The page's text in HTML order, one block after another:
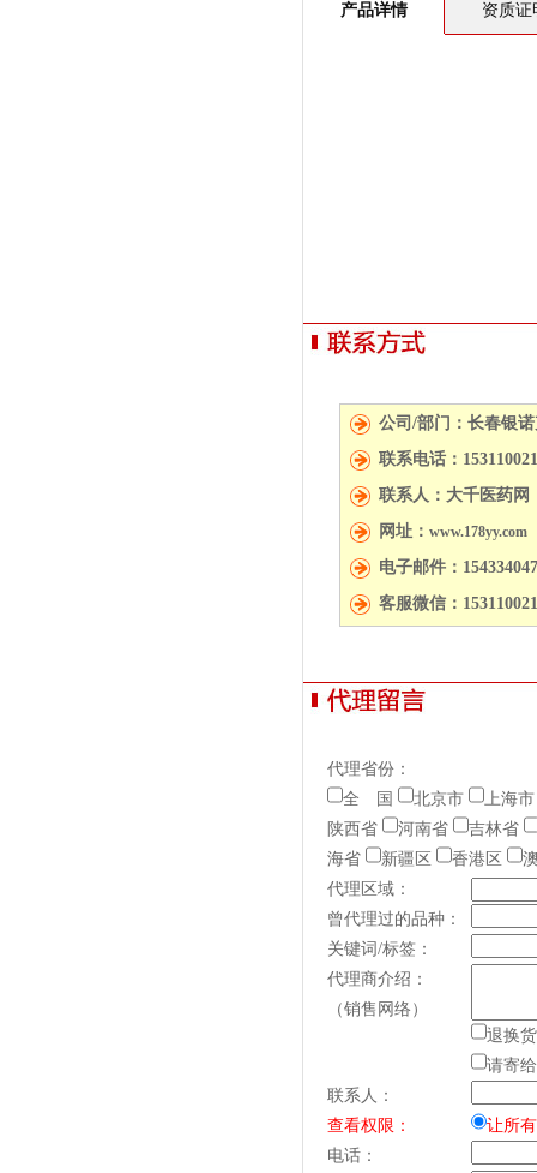
产品详情 资质证
公司/部门：长春银
联系电话：
联系人：大千医药网
网址： www.178yy.com
电子邮件：
客服微信：
代理省份：
全 国
北京市
上海市
陕西省
河南省
吉林省
海省
新疆区 香港区
代理区域：
曾代理过的品种：
关键词/标签：
代理商介绍：
（销售网络）
退换
请寄
联系人：
查看权限：
让所
电话：